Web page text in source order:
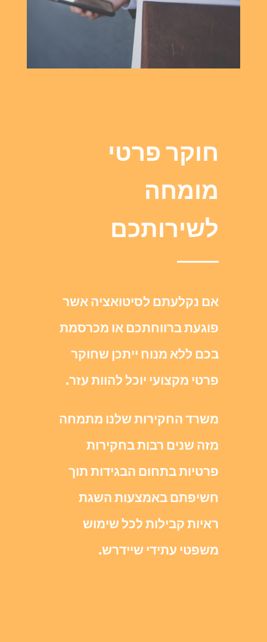
חוקר פרטי
מומחה
לשירותכם
אם נקלעתם לסיטואציה אשר
פוגעת ברווחתכם או מכרסמת
בכם ללא מנוח ייתכן שחוקר
פרטי מקצועי יוכל להוות עזר.
משרד החקירות שלנו מתמחה
מזה שנים רבות בחקירות
פרטיות בתחום הבגידות תוך
חשיפתם באמצעות השגת
ראיות קבילות לכל שימוש
משפטי עתידי שיידרש.